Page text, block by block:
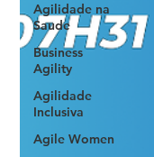
Agilidade na
Saude
Business
Agility
Agilidade
Inclusiva
Agile Women